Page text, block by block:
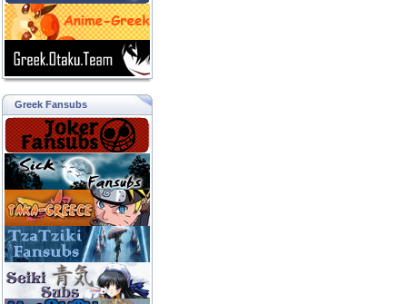
Greek Fansubs